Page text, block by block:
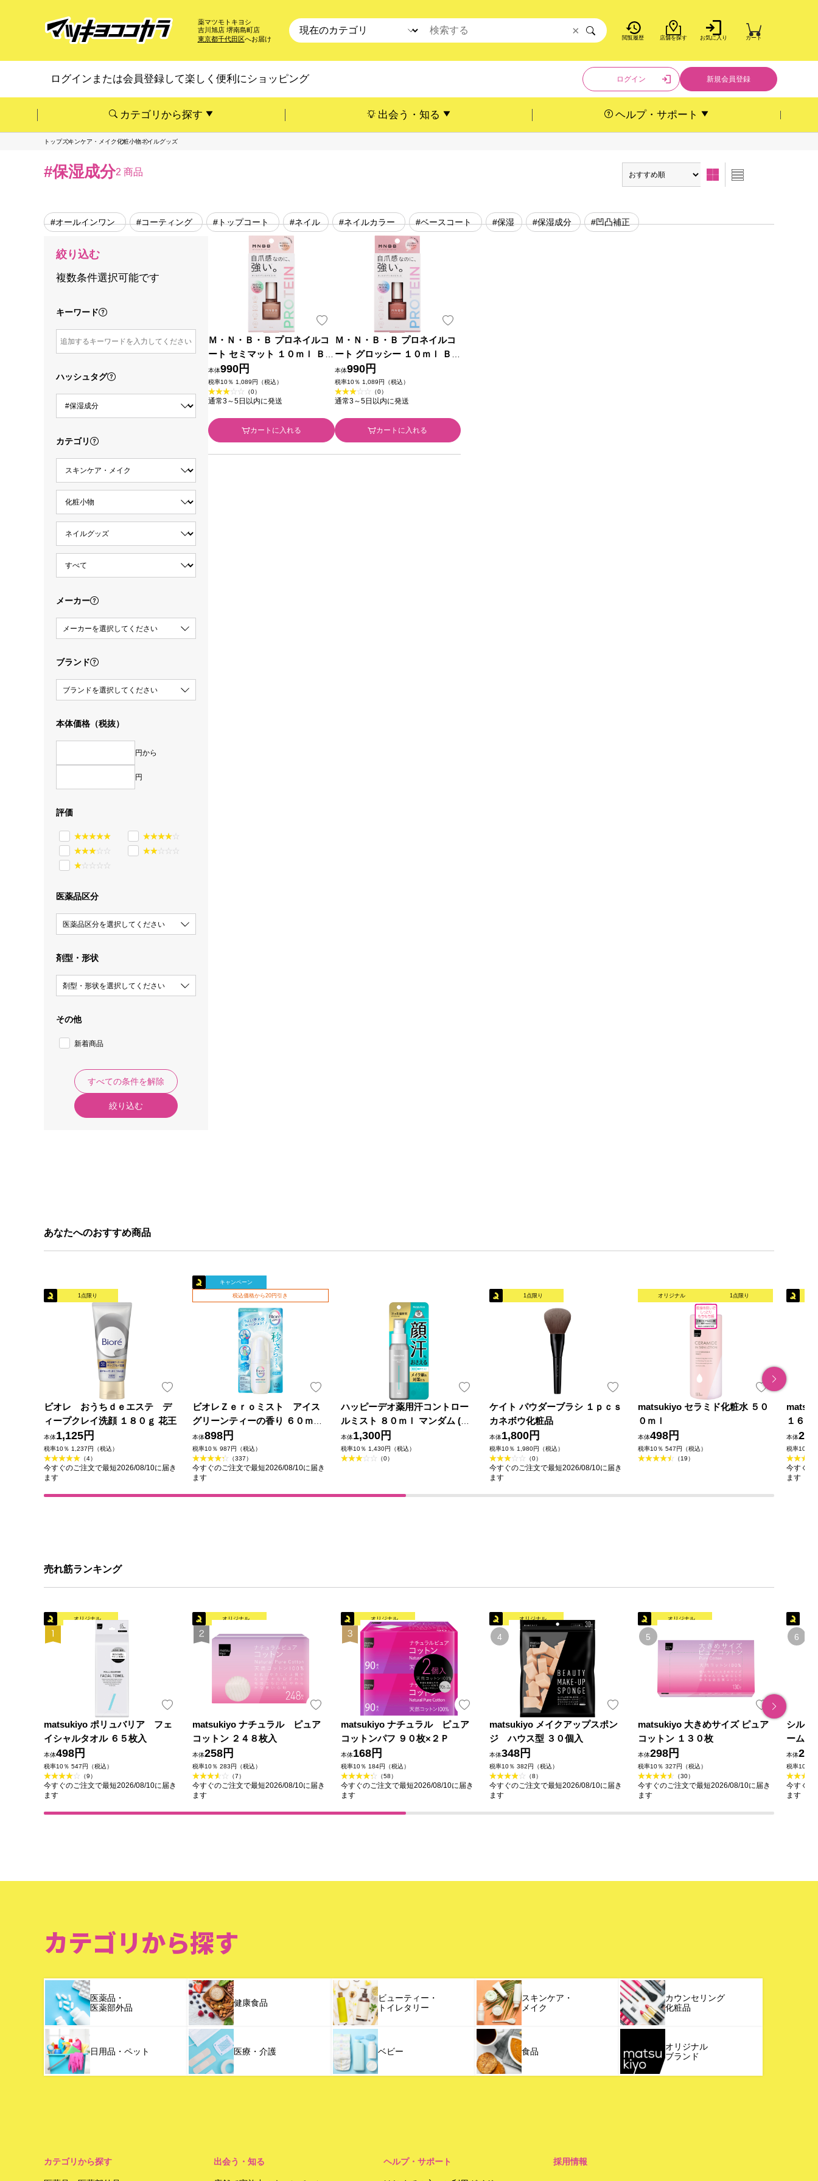
薬マツモトキヨシ
吉川旭店 堺南島町店
東京都千代田区へお届け 閲覧履歴 店舗を探す お気に入り カート
×
ログインまたは会員登録して楽しく便利にショッピング ログイン 新規会員登録
カテゴリから探す 出会う・知る ヘルプ・サポート
トップスキンケア・メイク化粧小物ネイルグッズ
#保湿成分2 商品
#オールインワン #コーティング #トップコート #ネイル #ネイルカラー #ベースコート #保湿 #保湿成分 #凹凸補正
絞り込む
複数条件選択可能です
キーワード
ハッシュタグ
カテゴリ
メーカー
メーカーを選択してください
ブランド
ブランドを選択してください
本体価格（税抜）
円から
円
評価
医薬品区分
医薬品区分を選択してください
剤型・形状
剤型・形状を選択してください
その他
新着商品
すべての条件を解除
絞り込む
Ｍ・Ｎ・Ｂ・Ｂ プロネイルコ
ート セミマット １０ｍｌ ＢＣ
Ｌ
本体990円
税率10％ 1,089円（税込）
（0）
通常3～5日以内に発送
カートに入れる
Ｍ・Ｎ・Ｂ・Ｂ プロネイルコ
ート グロッシー １０ｍｌ ＢＣ
Ｌ
本体990円
税率10％ 1,089円（税込）
（0）
通常3～5日以内に発送
カートに入れる
あなたへのおすすめ商品
1点限り
ビオレ おうちｄｅエステ デ
ィープクレイ洗顔 １８０ｇ 花王
本体1,125円
税率10％ 1,237円（税込）
（4）
今すぐのご注文で最短2026/08/10に届き
ます
キャンペーン
税込価格から20円引き
ビオレＺｅｒｏミスト アイス
グリーンティーの香り ６０ｍＬ
花王
本体898円
税率10％ 987円（税込）
（337）
今すぐのご注文で最短2026/08/10に届き
ます
ハッピーデオ薬用汗コントロー
ルミスト ８０ｍｌ マンダム (医
薬部外品)
本体1,300円
税率10％ 1,430円（税込）
（0）
1点限り
ケイト パウダーブラシ １ｐｃｓ
カネボウ化粧品
本体1,800円
税率10％ 1,980円（税込）
（0）
今すぐのご注文で最短2026/08/10に届き
ます
オリジナル 1点限り
matsukiyo セラミド化粧水 ５０
０ｍｌ
本体498円
税率10％ 547円（税込）
（19）
１６０
本体
税率10％
今すぐの
ます
売れ筋ランキング
オリジナル
matsukiyo ポリュバリア フェ
イシャルタオル ６５枚入
本体498円
税率10％ 547円（税込）
（9）
今すぐのご注文で最短2026/08/10に届き
ます
オリジナル
matsukiyo ナチュラル ピュア
コットン ２４８枚入
本体258円
税率10％ 283円（税込）
（7）
今すぐのご注文で最短2026/08/10に届き
ます
オリジナル
matsukiyo ナチュラル ピュア
コットンパフ ９０枚×２Ｐ
本体168円
税率10％ 184円（税込）
（58）
今すぐのご注文で最短2026/08/10に届き
ます
オリジナル
matsukiyo メイクアップスポン
ジ ハウス型 ３０個入
本体348円
税率10％ 382円（税込）
（8）
今すぐのご注文で最短2026/08/10に届き
ます
オリジナル
matsukiyo 大きめサイズ ピュア
コットン １３０枚
本体298円
税率10％ 327円（税込）
（30）
今すぐのご注文で最短2026/08/10に届き
ます
シルコ
ーム
本体
税率10％
今すぐの
ます
カテゴリから探す
医薬品・
医薬部外品
健康食品
ビューティー・
トイレタリー
スキンケア・
メイク
カウンセリング
化粧品
日用品・ペット 医療・介護 ベビー 食品
オリジナル
ブランド
カテゴリから探す 出会う・知る ヘルプ・サポート 採用情報